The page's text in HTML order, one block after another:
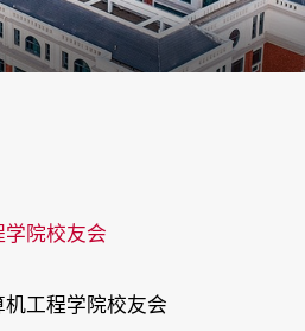
院校友会
工程学院校友会